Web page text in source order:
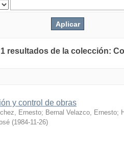
resultados de la colección:
y control de obras
Ernesto; Bernal Velazco, Ernesto;
(1984-11-26)